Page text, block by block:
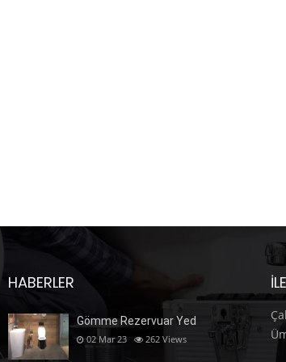
HABERLER
Gömme Rezervuar Yed
02 Mar 23 262 Views